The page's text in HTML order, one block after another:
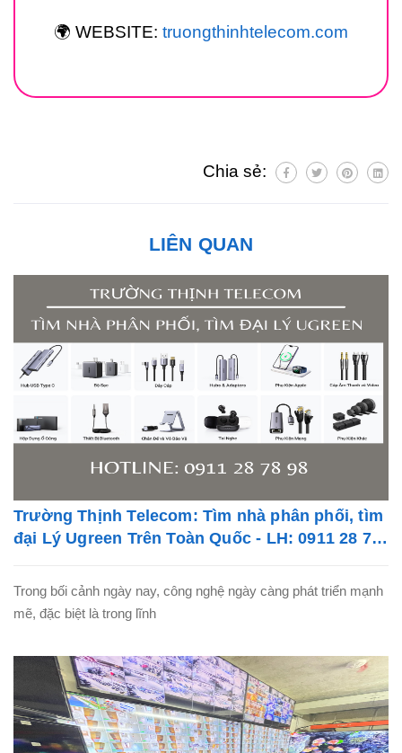
🌍 WEBSITE: truongthinhtelecom.com
Chia sẻ:
LIÊN QUAN
Trường Thịnh Telecom: Tìm nhà phân phối, tìm
đại Lý Ugreen Trên Toàn Quốc - LH: 0911 28 78
Trong bối cảnh ngày nay, công nghệ ngày càng phát triển mạnh
mẽ, đặc biệt là trong lĩnh